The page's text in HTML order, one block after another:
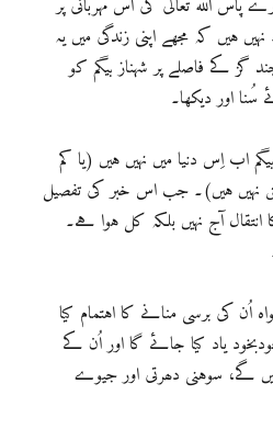
پاس اللہ تعالیٰ کی اس مہربانی پر
ہیں کہ مجھے اپنی زندگی میں یہ
کے فاصلے پر شہناز بیگم کو
اور دیکھا۔
اب اِس دنیا میں نہیں ہیں (یا کم
نہیں ہیں)۔ جب اس خبر کی تفصیل
انتقال آج نہیں بلکہ کل ہوا ہے۔
اُن کی برسی منانے کا اہتمام کیا
یاد کیا جائے گا اور اُن کے
گے، سوہنی دھرتی اور جیوے